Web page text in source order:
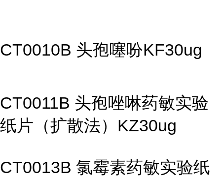
CT0010B 头孢噻吩KF30ug
CT0011B 头孢唑啉药敏实验
纸片（扩散法）KZ30ug
CT0013B 氯霉素药敏实验纸